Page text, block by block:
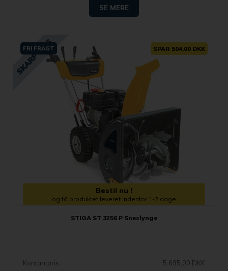
SE MERE
FRI FRAGT SPAR 504,00 DKK
Bestil nu !
og få produktet leveret indenfor 1-2 dage
STIGA ST 3256 P Sneslynge
Kontantpris 5.695,00 DKK